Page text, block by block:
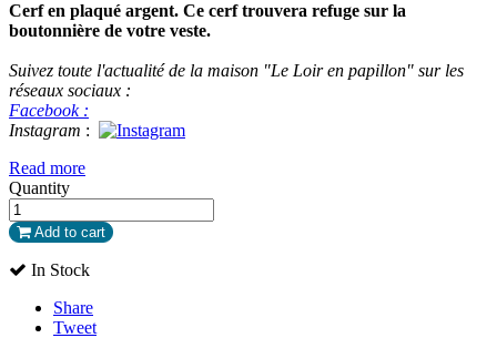
Cerf en plaqué argent. Ce cerf trouvera refuge sur la
boutonnière de votre veste.
Suivez toute l'actualité de la maison "Le Loir en papillon" sur les
réseaux sociaux :
Facebook :
Instagram :
Read more
Quantity
Add to cart
In Stock
Share
Tweet